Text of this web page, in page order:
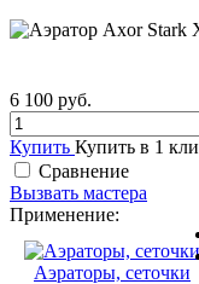
6 100 руб.
Купить Купить в 1
Сравнение
Вызвать мастера
Применение:
Аэраторы, сеточки